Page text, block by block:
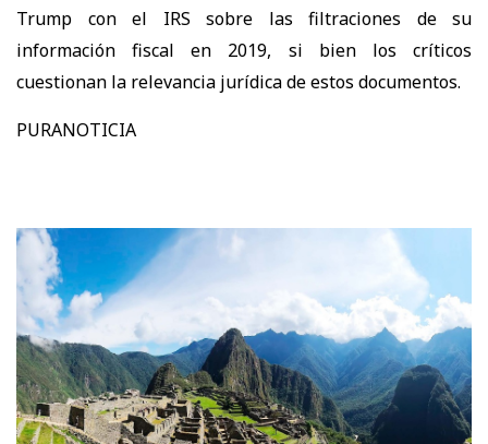
Trump con el IRS sobre las filtraciones de su
información fiscal en 2019, si bien los críticos
cuestionan la relevancia jurídica de estos documentos.
PURANOTICIA